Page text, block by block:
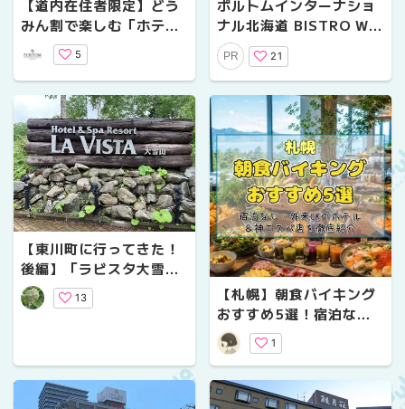
【道内在住者限定】どう
みん割で楽しむ「ホテル
×空港」まるごと体験ガ
イド
5
ポルトムインターナショ
ナル北海道 BISTRO WE
EK
PR 21
【東川町に行ってきた！
後編】「ラビスタ大雪
山」と周辺散歩
13
【札幌】朝食バイキング
おすすめ5選！宿泊な
し・外来OKのホテル＆
神コスパ店を徹底紹介
1